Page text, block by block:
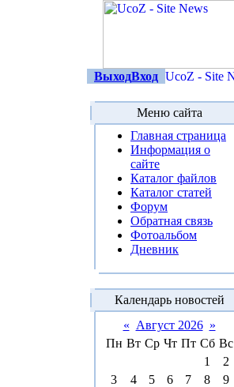
ВыходВход
Меню сайта
Главная страница
Информация о
сайте
Каталог файлов
Каталог статей
Форум
Обратная связь
Фотоальбом
Дневник
Календарь новостей
« Август 2026 »
Пн Вт Ср Чт Пт Сб Вс
1
2
3
4 5 6 7 8
9